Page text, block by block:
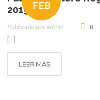
FEB
2019
Publicado por Admin 0
[…]
LEER MÁS